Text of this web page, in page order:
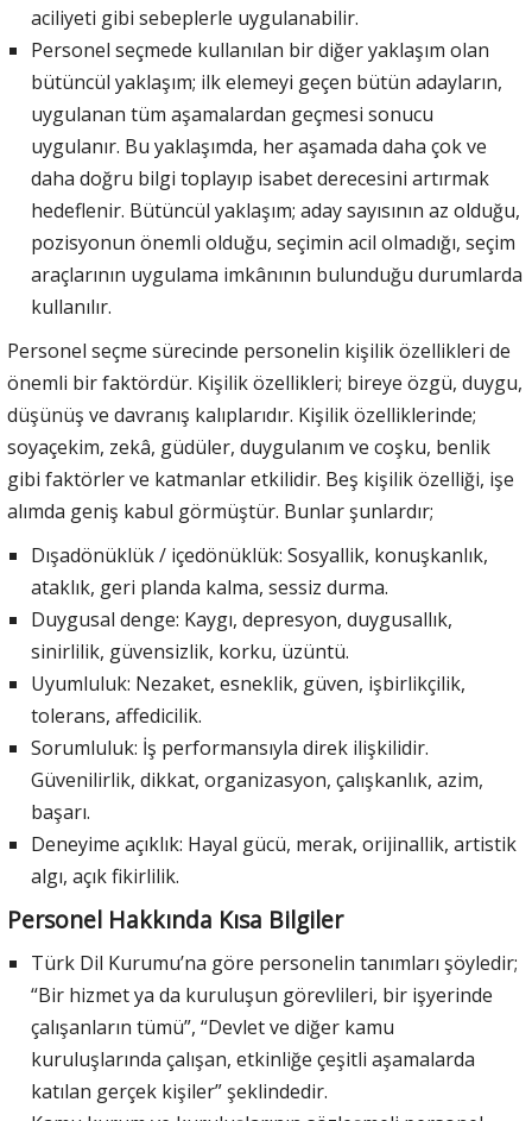
aciliyeti gibi sebeplerle uygulanabilir.
Personel seçmede kullanılan bir diğer yaklaşım olan
bütüncül yaklaşım; ilk elemeyi geçen bütün adayların,
uygulanan tüm aşamalardan geçmesi sonucu
uygulanır. Bu yaklaşımda, her aşamada daha çok ve
daha doğru bilgi toplayıp isabet derecesini artırmak
hedeflenir. Bütüncül yaklaşım; aday sayısının az olduğu,
pozisyonun önemli olduğu, seçimin acil olmadığı, seçim
araçlarının uygulama imkânının bulunduğu durumlarda
kullanılır.
Personel seçme sürecinde personelin kişilik özellikleri de
önemli bir faktördür. Kişilik özellikleri; bireye özgü, duygu,
düşünüş ve davranış kalıplarıdır. Kişilik özelliklerinde;
soyaçekim, zekâ, güdüler, duygulanım ve coşku, benlik
gibi faktörler ve katmanlar etkilidir. Beş kişilik özelliği, işe
alımda geniş kabul görmüştür. Bunlar şunlardır;
Dışadönüklük / içedönüklük: Sosyallik, konuşkanlık,
ataklık, geri planda kalma, sessiz durma.
Duygusal denge: Kaygı, depresyon, duygusallık,
sinirlilik, güvensizlik, korku, üzüntü.
Uyumluluk: Nezaket, esneklik, güven, işbirlikçilik,
tolerans, affedicilik.
Sorumluluk: İş performansıyla direk ilişkilidir.
Güvenilirlik, dikkat, organizasyon, çalışkanlık, azim,
başarı.
Deneyime açıklık: Hayal gücü, merak, orijinallik, artistik
algı, açık fikirlilik.
Personel Hakkında Kısa Bilgiler
Türk Dil Kurumu’na göre personelin tanımları şöyledir;
“Bir hizmet ya da kuruluşun görevlileri, bir işyerinde
çalışanların tümü”, “Devlet ve diğer kamu
kuruluşlarında çalışan, etkinliğe çeşitli aşamalarda
katılan gerçek kişiler” şeklindedir.